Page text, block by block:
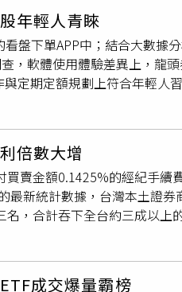
好下降，而非科技產業全面出
而非2022年的景氣循環空頭。
年輕人青睞
盤下單APP中；結合大數據
，軟體使用體驗差異上，龍
定期定額規劃上符合年輕人
maps） 以元大證券「投資
大數據運算，結合元大投顧的
等，並透過圖形化的智能標
選股」與「大數據雷達」；
本面的營收創高、高殖利率
選。 國泰證券App內建「智
是模仿巴菲特、彼得林區等
投資人挑股票。 凱基證券
服務；選股提供全台近2,000
線布局提供即時的智能策略建
倍數大增
賣金額0.1425%的經紀手續
最新統計數據，台灣本土證券
，合計吞下全台約三成以上
全民運動。（圖／方萬民攝
品完整性皆為全台第一。凱基
富邦證券自從合併日盛證券
成交爆量霸榜